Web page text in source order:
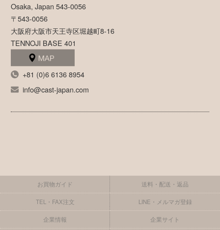
Osaka, Japan 543-0056
〒543-0056
大阪府大阪市天王寺区堀越町8-16
TENNOJI BASE 401
+81 (0)6 6136 8954
info@cast-japan.com
お買物ガイド 送料・配送・返品
TEL・FAX注文 LINE・メルマガ登録
企業情報 企業サイト